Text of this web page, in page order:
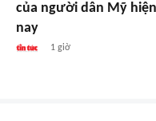
của người dân Mỹ hiện
nay
1 giờ